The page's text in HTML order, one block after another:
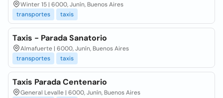
Winter 15 | 6000, Junín, Buenos Aires
transportes
taxis
Taxis - Parada Sanatorio
Almafuerte | 6000, Junín, Buenos Aires
transportes
taxis
Taxis Parada Centenario
General Levalle | 6000, Junín, Buenos Aires